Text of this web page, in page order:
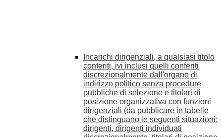
Incarichi dirigenziali, a qualsiasi titolo
conferiti, ivi inclusi quelli conferiti
discrezionalmente dall'organo di
indirizzo politico senza procedure
pubbliche di selezione e titolari di
posizione organizzativa con funzioni
dirigenziali (da pubblicare in tabelle
che distinguano le seguenti situazioni:
dirigenti, dirigenti individuati